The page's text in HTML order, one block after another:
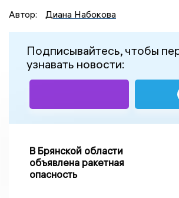
Автор:
Диана Набокова
Подписывайтесь, чтобы
узнавать новости:
В Брянской области
объявлена ракетная
опасность